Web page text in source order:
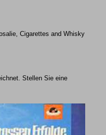
Cigarettes and Whisky
Stellen Sie eine